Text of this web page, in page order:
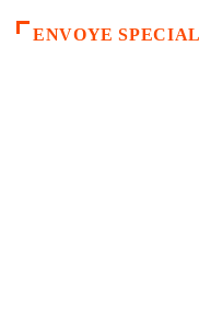
ENVOYE SPECIAL